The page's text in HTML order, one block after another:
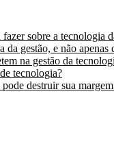
sobre a tecnologia
gestão, e não apenas
na gestão da
tecnologia?
destruir sua